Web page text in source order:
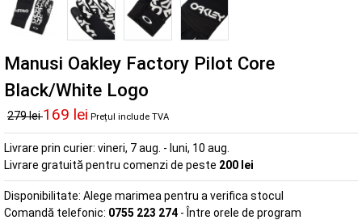
Manusi Oakley Factory Pilot Core
Black/White Logo
279 lei169 lei Prețul include TVA
Livrare prin curier: vineri, 7 aug. - luni, 10 aug.
Livrare gratuită pentru comenzi de peste 200 lei
Disponibilitate: Alege marimea pentru a verifica stocul
Comandă telefonic: 0755 223 274 - Între orele de program